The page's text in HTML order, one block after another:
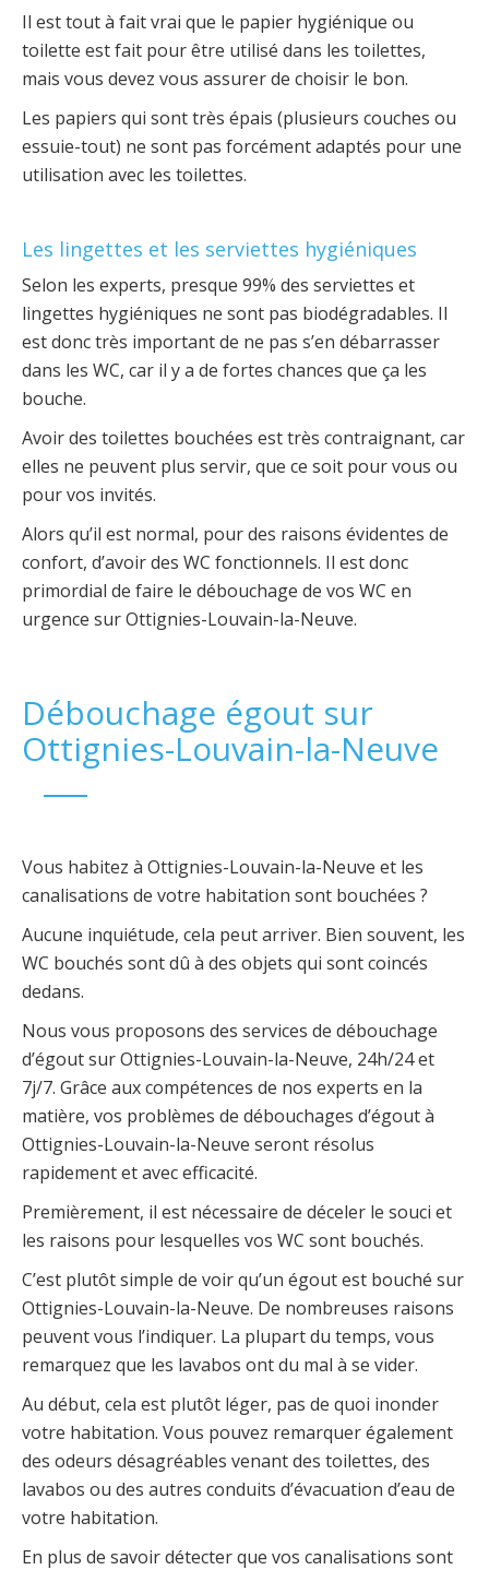
Il est tout à fait vrai que le papier hygiénique ou
toilette est fait pour être utilisé dans les toilettes,
mais vous devez vous assurer de choisir le bon.
Les papiers qui sont très épais (plusieurs couches ou
essuie-tout) ne sont pas forcément adaptés pour une
utilisation avec les toilettes.
Les lingettes et les serviettes hygiéniques
Selon les experts, presque 99% des serviettes et
lingettes hygiéniques ne sont pas biodégradables. Il
est donc très important de ne pas s’en débarrasser
dans les WC, car il y a de fortes chances que ça les
bouche.
Avoir des toilettes bouchées est très contraignant, car
elles ne peuvent plus servir, que ce soit pour vous ou
pour vos invités.
Alors qu’il est normal, pour des raisons évidentes de
confort, d’avoir des WC fonctionnels. Il est donc
primordial de faire le débouchage de vos WC en
urgence sur Ottignies-Louvain-la-Neuve.
Débouchage égout sur
Ottignies-Louvain-la-Neuve
Vous habitez à Ottignies-Louvain-la-Neuve et les
canalisations de votre habitation sont bouchées ?
Aucune inquiétude, cela peut arriver. Bien souvent, les
WC bouchés sont dû à des objets qui sont coincés
dedans.
Nous vous proposons des services de débouchage
d’égout sur Ottignies-Louvain-la-Neuve, 24h/24 et
7j/7. Grâce aux compétences de nos experts en la
matière, vos problèmes de débouchages d’égout à
Ottignies-Louvain-la-Neuve seront résolus
rapidement et avec efficacité.
Premièrement, il est nécessaire de déceler le souci et
les raisons pour lesquelles vos WC sont bouchés.
C’est plutôt simple de voir qu’un égout est bouché sur
Ottignies-Louvain-la-Neuve. De nombreuses raisons
peuvent vous l’indiquer. La plupart du temps, vous
remarquez que les lavabos ont du mal à se vider.
Au début, cela est plutôt léger, pas de quoi inonder
votre habitation. Vous pouvez remarquer également
des odeurs désagréables venant des toilettes, des
lavabos ou des autres conduits d’évacuation d’eau de
votre habitation.
En plus de savoir détecter que vos canalisations sont